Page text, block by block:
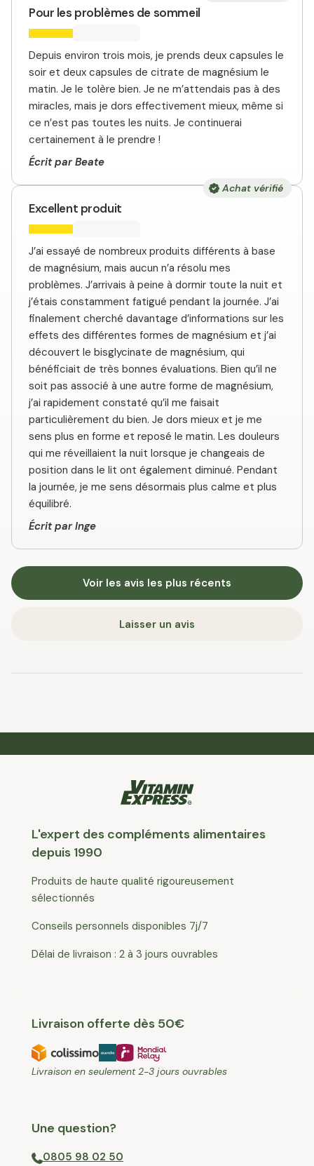
Pour les problèmes de sommeil
Depuis environ trois mois, je prends deux capsules le
soir et deux capsules de citrate de magnésium le
matin. Je le tolère bien. Je ne m’attendais pas à des
miracles, mais je dors effectivement mieux, même si
ce n’est pas toutes les nuits. Je continuerai
certainement à le prendre !
Écrit par Beate
Achat vérifié
Excellent produit
J’ai essayé de nombreux produits différents à base
de magnésium, mais aucun n’a résolu mes
problèmes. J’arrivais à peine à dormir toute la nuit et
j’étais constamment fatigué pendant la journée. J’ai
finalement cherché davantage d’informations sur les
effets des différentes formes de magnésium et j’ai
découvert le bisglycinate de magnésium, qui
bénéficiait de très bonnes évaluations. Bien qu’il ne
soit pas associé à une autre forme de magnésium,
j’ai rapidement constaté qu’il me faisait
particulièrement du bien. Je dors mieux et je me
sens plus en forme et reposé le matin. Les douleurs
qui me réveillaient la nuit lorsque je changeais de
position dans le lit ont également diminué. Pendant
la journée, je me sens désormais plus calme et plus
équilibré.
Écrit par Inge
Voir les avis les plus récents
Laisser un avis
L'expert des compléments alimentaires
depuis 1990
Produits de haute qualité rigoureusement
sélectionnés
Conseils personnels disponibles 7j/7
Délai de livraison : 2 à 3 jours ouvrables
Livraison offerte dès 50€
Livraison en seulement 2-3 jours ouvrables
Une question?
0805 98 02 50